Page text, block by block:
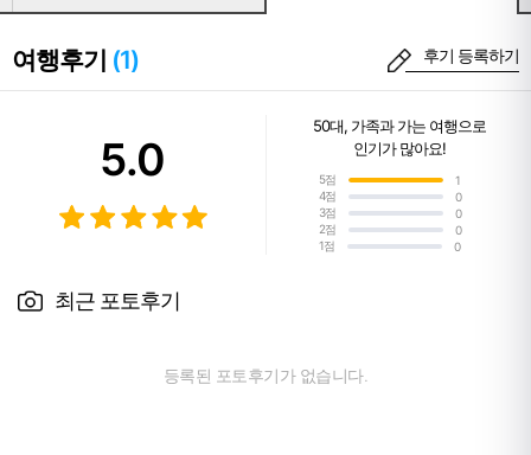
여행후기 (1) 후기 등록하기
5.0
50대, 가족과 가는 여행으로
인기가 많아요!
5점
1
4점
0
3점
0
2점
0
1점
0
최근 포토후기
등록된 포토후기가 없습니다.